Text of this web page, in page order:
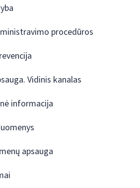
procedūros
Vidinis kanalas
informacija
apsauga